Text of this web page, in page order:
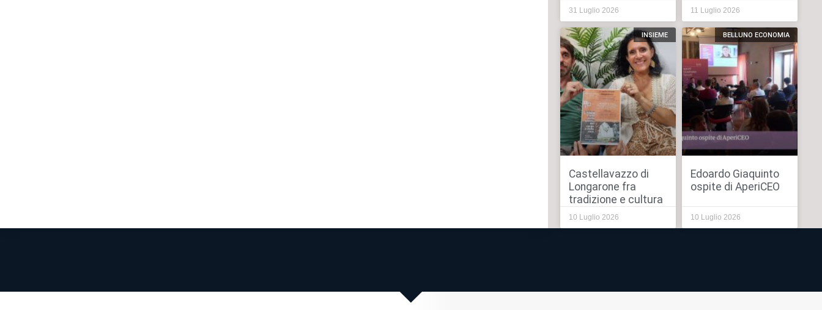
31 Luglio 2026 11 Luglio 2026
INSIEME
Castellavazzo di
Longarone fra
tradizione e cultura
10 Luglio 2026
BELLUNO ECONOMIA
Edoardo Giaquinto
ospite di AperiCEO
10 Luglio 2026